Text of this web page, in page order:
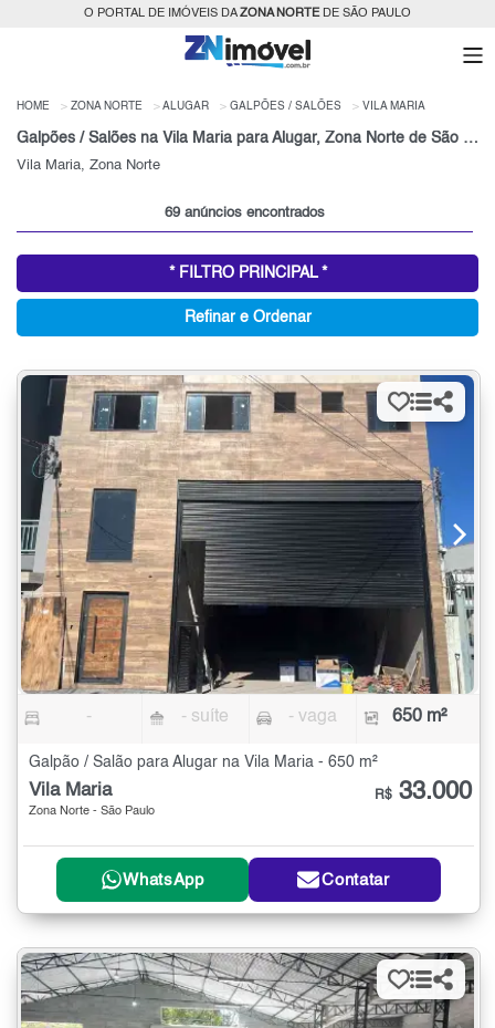
O PORTAL DE IMÓVEIS DAZONA NORTEDE SÃO PAULO
HOME ZONA NORTE ALUGAR GALPÕES / SALÕES VILA MARIA
Galpões / Salões na Vila Maria para Alugar, Zona Norte de São Paulo, SP
Vila Maria, Zona Norte
69 anúncios encontrados
* FILTRO PRINCIPAL *
Refinar e Ordenar
- - suíte - vaga 650 m²
Galpão / Salão para Alugar na Vila Maria - 650 m²
Vila Maria
Zona Norte - São Paulo
R$ 33.000
WhatsApp Contatar